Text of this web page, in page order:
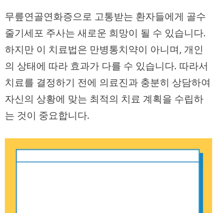
무릎연골연화증으로 고통받는 환자들에게 골수
줄기세포 주사는 새로운 희망이 될 수 있습니다.
하지만 이 치료법은 만병통치약이 아니며, 개인
의 상태에 따라 효과가 다를 수 있습니다. 따라서
치료를 결정하기 전에 의료진과 충분히 상담하여
자신의 상황에 맞는 최적의 치료 계획을 수립하
는 것이 중요합니다.